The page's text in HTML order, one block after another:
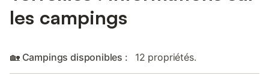
les campings
🏡 Campings disponibles : 12 propriétés.